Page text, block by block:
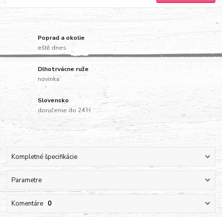
Poprad a okolie
eště dnes
Dlhotrvácne ruže
novinka
Slovensko
doručenie do 24 H
Kompletné špecifikácie
Parametre
Komentáre 0